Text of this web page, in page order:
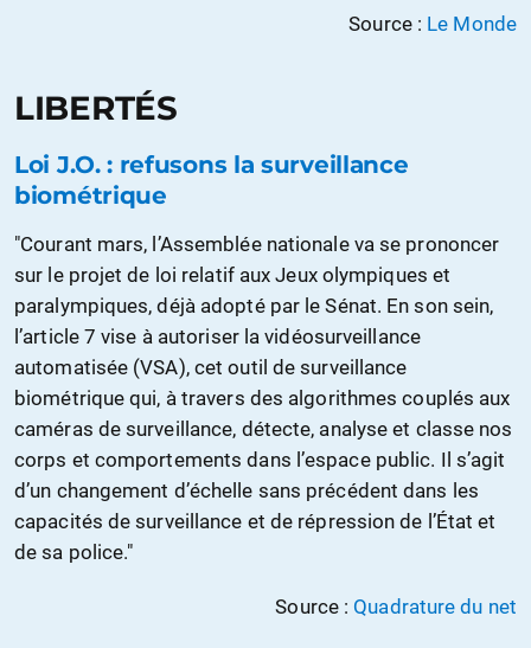
Source : Le Monde
LIBERTÉS
Loi J.O. : refusons la surveillance
biométrique
"Courant mars, l’Assemblée nationale va se prononcer
sur le projet de loi relatif aux Jeux olympiques et
paralympiques, déjà adopté par le Sénat. En son sein,
l’article 7 vise à autoriser la vidéosurveillance
automatisée (VSA), cet outil de surveillance
biométrique qui, à travers des algorithmes couplés aux
caméras de surveillance, détecte, analyse et classe nos
corps et comportements dans l’espace public. Il s’agit
d’un changement d’échelle sans précédent dans les
capacités de surveillance et de répression de l’État et
de sa police."
Source : Quadrature du net